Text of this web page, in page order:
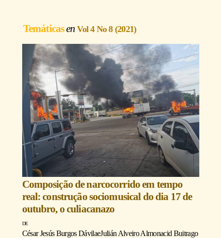
Temáticas Vol 4 No 8 (2021)
Composição de narcocorrido em tempo
real: construção sociomusical do dia 17 de
outubro, o culiacanazo
César Jesús Burgos DávilaeJulián Alveiro Almonacid Buitrago